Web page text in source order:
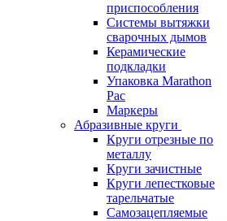
приспособления
Системы вытяжки
сварочных дымов
Керамические
подкладки
Упаковка Marathon
Pac
Маркеры
Абразивные круги
Круги отрезные по
металлу
Круги зачистные
Круги лепестковые
тарельчатые
Самозацепляемые